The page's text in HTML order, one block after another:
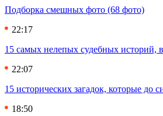
Подборка смешных фото (68 фото)
22:17
15 самых нелепых судебных историй,
22:07
15 исторических загадок, которые до
18:50